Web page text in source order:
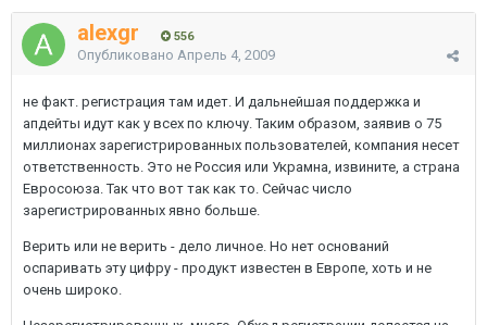
alexgr 556
Опубликовано Апрель 4, 2009
не факт. регистрация там идет. И дальнейшая поддержка и
апдейты идут как у всех по ключу. Таким образом, заявив о 75
миллионах зарегистрированных пользователей, компания несет
ответственность. Это не Россия или Украмна, извините, а страна
Евросоюза. Так что вот так как то. Сейчас число
зарегистрированных явно больше.
Верить или не верить - дело личное. Но нет оснований
оспаривать эту цифру - продукт известен в Европе, хоть и не
очень широко.